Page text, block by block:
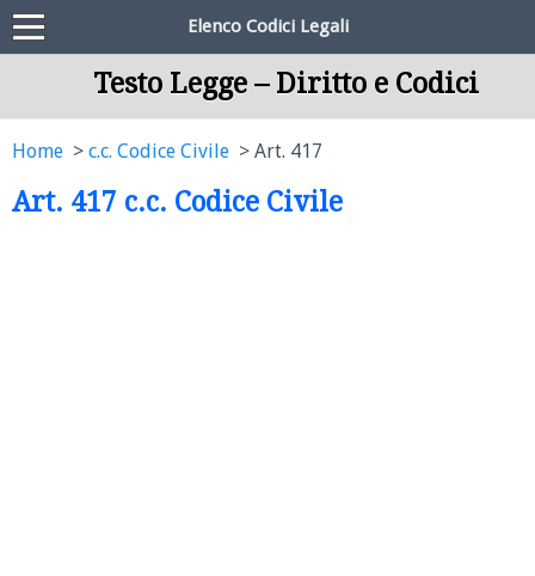
Elenco Codici Legali
Testo Legge – Diritto e Codici
Home c.c. Codice Civile Art. 417
Art. 417 c.c. Codice Civile